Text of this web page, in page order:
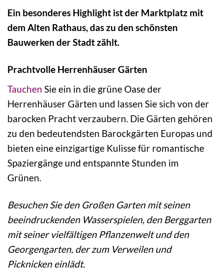
Ein besonderes Highlight ist der Marktplatz mit
dem Alten Rathaus, das zu den schönsten
Bauwerken der Stadt zählt.
Prachtvolle Herrenhäuser Gärten
Tauchen Sie ein in die grüne Oase der
Herrenhäuser Gärten und lassen Sie sich von der
barocken Pracht verzaubern. Die Gärten gehören
zu den bedeutendsten Barockgärten Europas und
bieten eine einzigartige Kulisse für romantische
Spaziergänge und entspannte Stunden im
Grünen.
Besuchen Sie den Großen Garten mit seinen
beeindruckenden Wasserspielen, den Berggarten
mit seiner vielfältigen Pflanzenwelt und den
Georgengarten, der zum Verweilen und
Picknicken einlädt.